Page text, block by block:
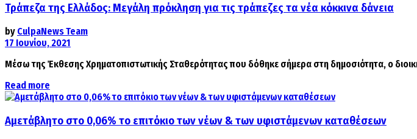
Τράπεζα της Ελλάδος: Μεγάλη πρόκληση για τις τράπεζες τα νέα κόκκινα δάνεια
by CulpaNews Team
17 Ιουνίου, 2021
Μέσω της Έκθεσης Χρηματοπιστωτικής Σταθερότητας που δόθηκε σήμερα στη δημοσιότητα, ο
Read more
Αμετάβλητο στο 0,06% το επιτόκιο των νέων & των υφιστάμενων καταθέσεων